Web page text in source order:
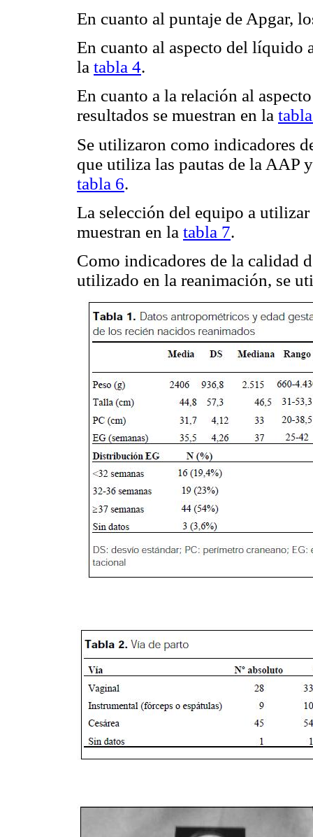
En cuanto al puntaje de Apgar,
En cuanto al aspecto del líquido
la tabla 4.
En cuanto a la relación al
resultados se muestran en la
Se utilizaron como indicadores
que utiliza las pautas de la AAP
tabla 6.
La selección del equipo a utilizar
muestran en la tabla 7.
Como indicadores de la calidad
utilizado en la reanimación, se